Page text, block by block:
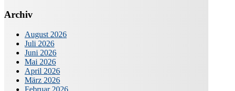
Archiv
August 2026
Juli 2026
Juni 2026
Mai 2026
April 2026
März 2026
Februar 2026